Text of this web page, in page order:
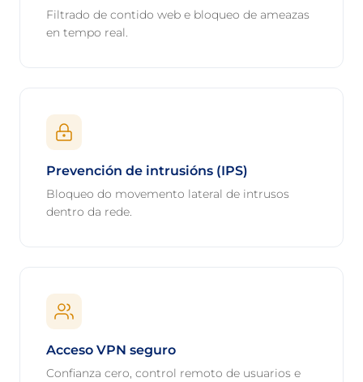
Filtrado de contido web e bloqueo de ameazas
en tempo real.
Prevención de intrusións (IPS)
Bloqueo do movemento lateral de intrusos
dentro da rede.
Acceso VPN seguro
Confianza cero, control remoto de usuarios e